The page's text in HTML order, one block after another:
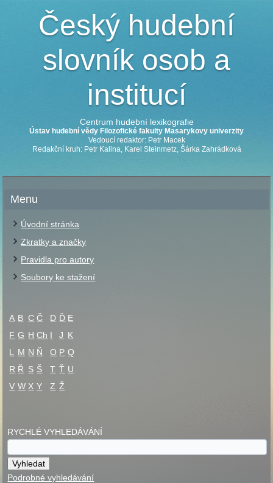
Český hudební
slovník osob a
institucí
Centrum hudební lexikografie
Ústav hudební vědy Filozofické fakulty Masarykovy univerzity
Vedoucí redaktor: Petr Macek
Redakční kruh: Petr Kalina, Karel Steinmetz, Šárka Zahrádková
Menu
Úvodní stránka
Zkratky a značky
Pravidla pro autory
Soubory ke stažení
A B C Č D Ď E
F G H Ch I J K
L
M N Ň O P Q
R Ř S Š T Ť U
V W X Y Z Ž
RYCHLÉ VYHLEDÁVÁNÍ
Podrobné vyhledávání